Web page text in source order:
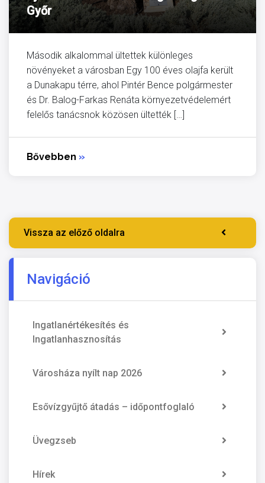
Győr
Második alkalommal ültettek különleges
növényeket a városban Egy 100 éves olajfa került
a Dunakapu térre, ahol Pintér Bence polgármester
és Dr. Balog-Farkas Renáta környezetvédelemért
felelős tanácsnok közösen ültették […]
Bővebben »
Vissza az előző oldalra
Navigáció
Ingatlanértékesítés és
Ingatlanhasznosítás
Városháza nyílt nap 2026
Esővízgyűjtő átadás – időpontfoglaló
Üvegzseb
Hírek